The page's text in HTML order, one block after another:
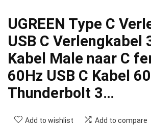
UGREEN Type C
USB C Verlengkabel
Kabel Male naar C
60Hz USB C Kabel
Thunderbolt 3…
Add to wishlist Add to compare